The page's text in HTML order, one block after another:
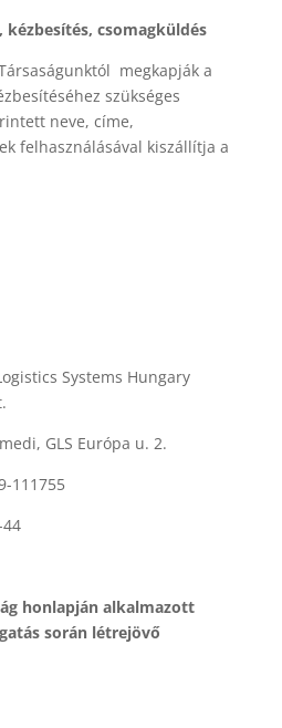
csomagküldés
megkapják a
szükséges
neve, címe,
felhasználásával kiszállítja a
Systems Hungary
GLS Európa u. 2.
111755
honlapján alkalmazott
során létrejövő